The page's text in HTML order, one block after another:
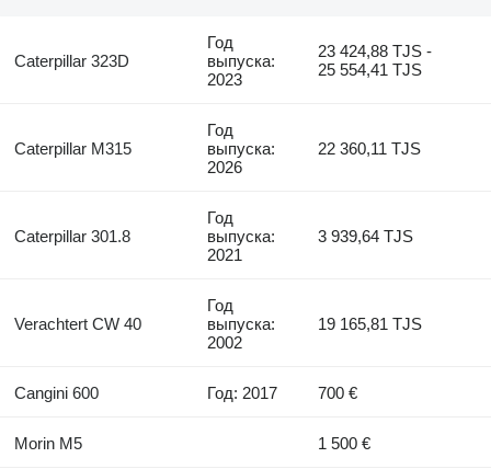
Caterpillar 323D
Год
выпуска:
2023
23 424,88 TJS -
25 554,41 TJS
Caterpillar M315
Год
выпуска:
2026
22 360,11 TJS
Caterpillar 301.8
Год
выпуска:
2021
3 939,64 TJS
Verachtert CW 40
Год
выпуска:
2002
19 165,81 TJS
Cangini 600 Год: 2017 700 €
Morin M5 1 500 €